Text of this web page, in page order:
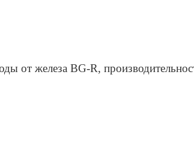
от железа BG-R,